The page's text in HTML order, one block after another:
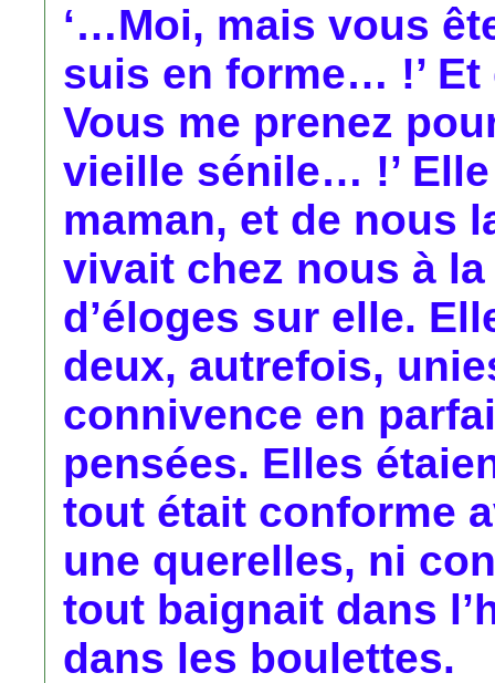
‘…Moi, mais vous
suis en forme… !’ Et
Vous me prenez
vieille sénile… !’
maman, et de nous
vivait chez nous à
d’éloges sur elle.
deux, autrefois,
connivence en
pensées. Elles
tout était conforme
une querelles, ni
tout baignait dans
dans les boulettes.